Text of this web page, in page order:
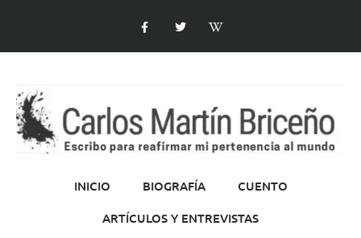
INICIO BIOGRAFÍA
CUENTO
ARTÍCULOS Y ENTREVISTAS